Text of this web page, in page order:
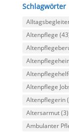
Schlagwörter
Altenpflege
Altenpflege
Altenpflegerin
Altersarmut(3)
Ambulanter